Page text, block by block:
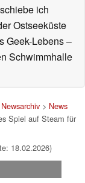
ich
Ostseeküste
Geek-Lebens –
Schwimmhalle
Newsarchiv> News
Spiel auf Steam für
18.02.2026)